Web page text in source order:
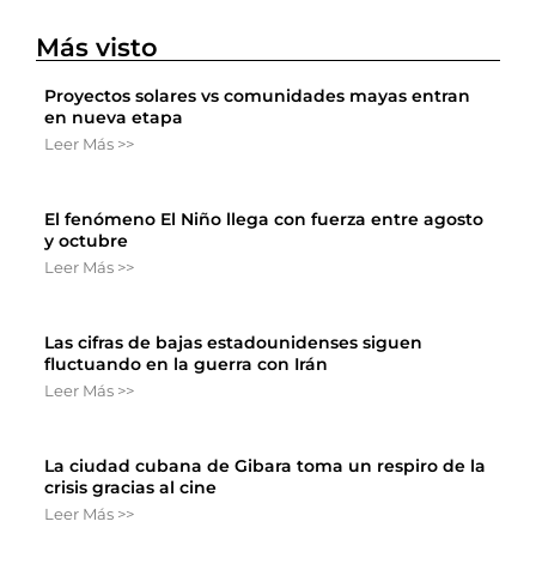
Más visto
Proyectos solares vs comunidades mayas entran
en nueva etapa
Leer Más >>
El fenómeno El Niño llega con fuerza entre agosto
y octubre
Leer Más >>
Las cifras de bajas estadounidenses siguen
fluctuando en la guerra con Irán
Leer Más >>
La ciudad cubana de Gibara toma un respiro de la
crisis gracias al cine
Leer Más >>